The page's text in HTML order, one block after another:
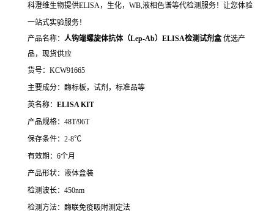
科澄维生物提供ELISA，生化，WB,液相色谱等代检测服务！让您体验
一站式实验服务！
产品名称： 人钩端螺旋体抗体（Lep-Ab）ELISA检测试剂盒 优选产
品，现货供应
货号：KCW91665
主要成分：酶标板，试剂，标准品等
英名称： ELISA KIT
产品规格：48T/96T
保存条件：2-8℃
有效期：6个月
产品形状：液体盒装
检测波长：450nm
检测方法：酶联免疫吸附测定法